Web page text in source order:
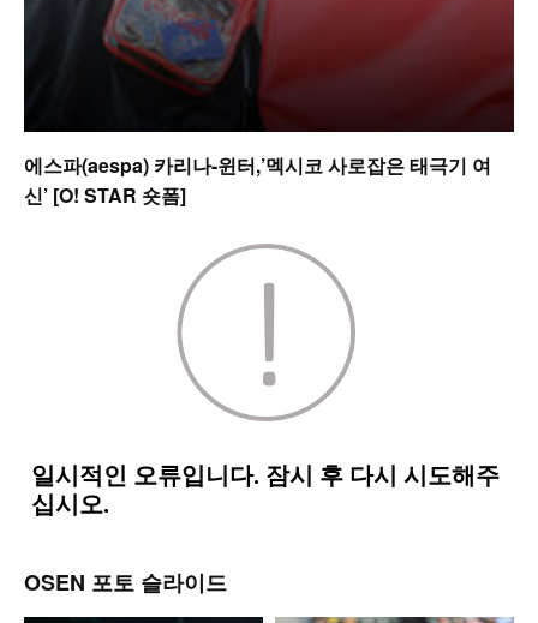
에스파(aespa) 카리나-윈터,’멕시코 사로잡은 태극기 여
신’ [O! STAR 숏폼]
OSEN 포토 슬라이드